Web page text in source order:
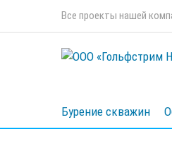
Все проекты нашей
Бурение скважин